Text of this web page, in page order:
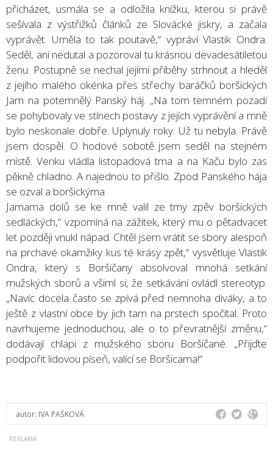
přicházet, usmála se a odložila knížku, kterou si právě
sešívala z výstřižků článků ze Slovácké jiskry, a začala
vyprávět. Uměla to tak poutavě,“ vypráví Vlastik Ondra.
Seděl, ani nedutal a pozoroval tu krásnou devadesátiletou
ženu. Postupně se nechal jejími příběhy strhnout a hleděl
z jejího malého okénka přes střechy baráčků boršických
Jam na potemnělý Panský háj. „Na tom temném pozadí
se pohybovaly ve stínech postavy z jejích vyprávění a mně
bylo neskonale dobře. Uplynuly roky. Už tu nebyla. Právě
jsem dospěl. O hodové sobotě jsem seděl na stejném
místě. Venku vládla listopadová tma a na Kaču bylo zas
pěkně chladno. A najednou to přišlo. Zpod Panského hája
se ozval a boršickýma
Jamama dolů se ke mně valil ze tmy zpěv boršických
sedláckých,“ vzpomíná na zážitek, který mu o pětadvacet
let později vnukl nápad. Chtěl jsem vrátit se sbory alespoň
na prchavé okamžiky kus té krásy zpět,“ vysvětluje Vlastik
Ondra, který s Boršičany absolvoval mnohá setkání
mužských sborů a všiml si, že setkávání ovládl stereotyp.
„Navíc docela často se zpívá před nemnoha diváky, a to
ještě z vlastní obce by jich tam na prstech spočítal. Proto
navrhujeme jednoduchou, ale o to převratnější změnu,“
dodávají chlapi z mužského sboru Boršičané. „Přijďte
podpořit lidovou píseň, valící se Boršicama!“
autor: IVA PAŠKOVÁ